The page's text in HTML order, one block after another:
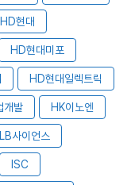
HD현대
HD현대미포
HD현대일렉트릭
개발 HK이노엔
사이언스
ISC